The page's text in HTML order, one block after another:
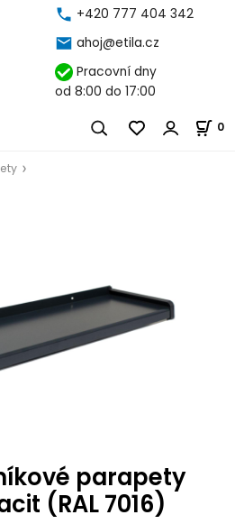
+420 777 404 342
ahoj@etila.cz
Pracovní dny
od 8:00 do 17:00
0
parapety
(RAL 7016)